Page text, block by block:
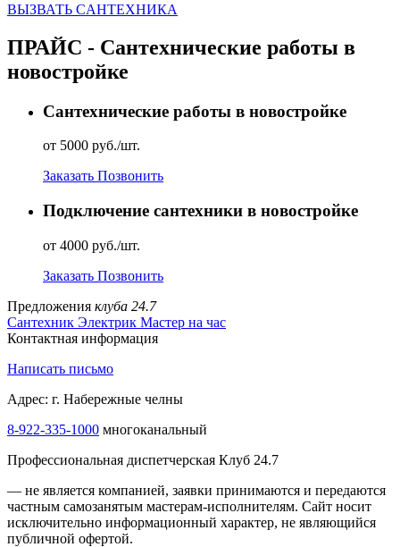
ВЫЗВАТЬ CАНТЕХНИКА
ПРАЙС - Сантехнические работы в
новостройке
Сантехнические работы в новостройке
от 5000 руб./шт.
Заказать Позвонить
Подключение сантехники в новостройке
от 4000 руб./шт.
Заказать Позвонить
Предложения клуба 24.7
Сантехник Электрик Мастер на час
Контактная информация
Написать письмо
Адрес: г. Набережные челны
8-922-335-1000 многоканальный
Профессиональная диспетчерская Клуб 24.7
— не является компанией, заявки принимаются и передаются
частным самозанятым мастерам‑исполнителям. Сайт носит
исключительно информационный характер, не являющийся
публичной офертой.